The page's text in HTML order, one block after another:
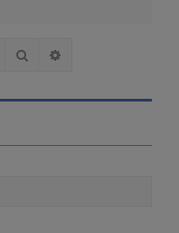
Suche